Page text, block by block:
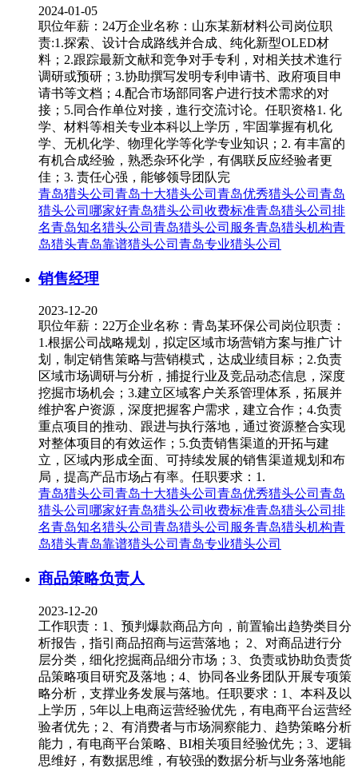
2024-01-05
职位年薪：24万企业名称：山东某新材料公司岗位职
责:1.探索、设计合成路线并合成、纯化新型OLED材
料；2.跟踪最新文献和竞争对手专利，对相关技术進行
调研或预研；3.协助撰写发明专利申请书、政府项目申
请书等文档；4.配合市场部同客户进行技术需求的对
接；5.同合作单位对接，進行交流讨论。任职资格1. 化
学、材料等相关专业本科以上学历，牢固掌握有机化
学、无机化学、物理化学等化学专业知识；2. 有丰富的
有机合成经验，熟悉杂环化学，有偶联反应经验者更
佳；3. 责任心强，能够领导团队完
青岛猎头公司 青岛十大猎头公司 青岛优秀猎头公司 青岛
猎头公司哪家好青岛猎头公司收费标准青岛猎头公司排
名青岛知名猎头公司 青岛猎头公司服务青岛猎头机构青
岛猎头青岛靠谱猎头公司 青岛专业猎头公司
销售经理
2023-12-20
职位年薪：22万企业名称：青岛某环保公司岗位职责：
1.根据公司战略规划，拟定区域市场营销方案与推广计
划，制定销售策略与营销模式，达成业绩目标；2.负责
区域市场调研与分析，捕捉行业及竞品动态信息，深度
挖掘市场机会；3.建立区域客户关系管理体系，拓展并
维护客户资源，深度把握客户需求，建立合作；4.负责
重点项目的推动、跟进与执行落地，通过资源整合实现
对整体项目的有效运作；5.负责销售渠道的开拓与建
立，区域内形成全面、可持续发展的销售渠道规划和布
局，提高产品市场占有率。任职要求：1.
青岛猎头公司 青岛十大猎头公司 青岛优秀猎头公司 青岛
猎头公司哪家好青岛猎头公司收费标准青岛猎头公司排
名青岛知名猎头公司 青岛猎头公司服务青岛猎头机构青
岛猎头青岛靠谱猎头公司 青岛专业猎头公司
商品策略负责人
2023-12-20
工作职责：1、预判爆款商品方向，前置输出趋势类目分
析报告，指引商品招商与运营落地； 2、对商品进行分
层分类，细化挖掘商品细分市场；3、负责或协助负责货
品策略项目研究及落地；4、协同各业务团队开展专项策
略分析，支撑业务发展与落地。任职要求：1、本科及以
上学历，5年以上电商运营经验优先，有电商平台运营经
验者优先；2、有消费者与市场洞察能力、趋势策略分析
能力，有电商平台策略、BI相关项目经验优先；3、逻辑
思维好，有数据思维，有较强的数据分析与业务落地能